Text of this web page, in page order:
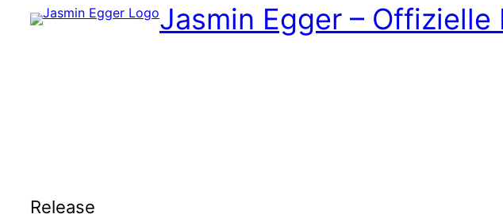
Jasmin Egger – Offizielle
Release